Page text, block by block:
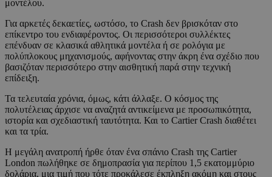
μοντέλου.
Για αρκετές δεκαετίες, ωστόσο, το Crash δεν βρισκόταν στο
επίκεντρο του ενδιαφέροντος. Οι περισσότεροι συλλέκτες
επένδυαν σε κλασικά αθλητικά μοντέλα ή σε ρολόγια με
πολύπλοκους μηχανισμούς, αφήνοντας στην άκρη ένα σχέδιο που
βασιζόταν περισσότερο στην αισθητική παρά στην τεχνική
επίδειξη.
Τα τελευταία χρόνια, όμως, κάτι άλλαξε. Ο κόσμος της
πολυτέλειας άρχισε να αναζητά αντικείμενα με προσωπικότητα,
ιστορία και σχεδιαστική ταυτότητα. Και το Cartier Crash διαθέτει
και τα τρία.
Η μεγάλη ανατροπή ήρθε όταν ένα σπάνιο Crash της Cartier
London πωλήθηκε σε δημοπρασία για περίπου 1,5 εκατομμύριο
δολάρια, μια τιμή που τότε προκάλεσε έκπληξη ακόμη και στους